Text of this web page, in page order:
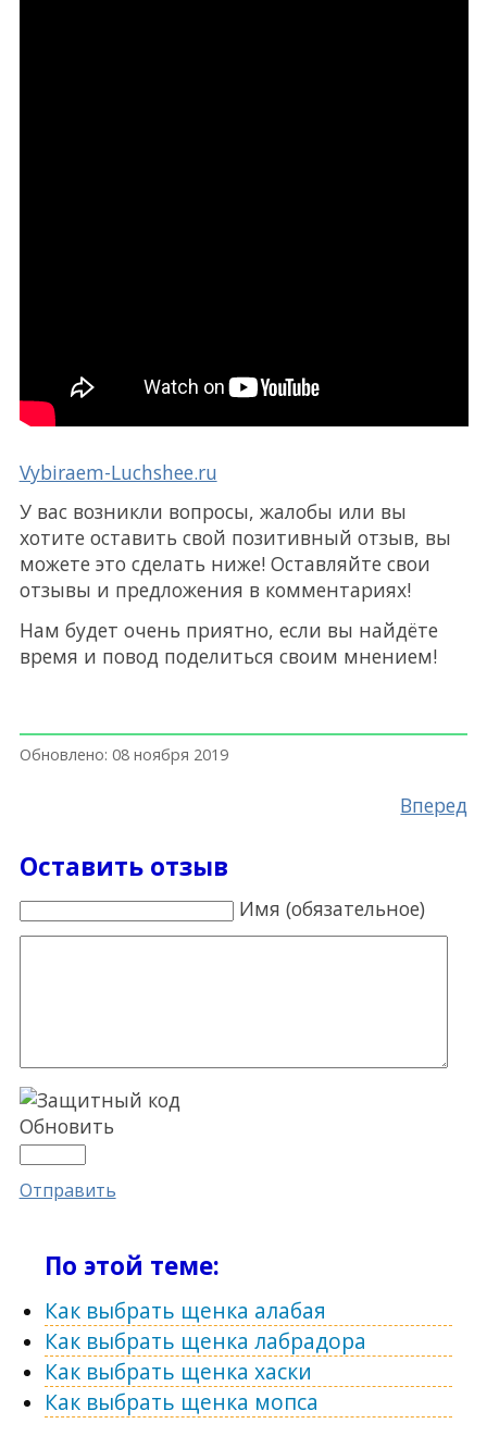
Vybiraem-Luchshee.ru
У вас возникли вопросы, жалобы или вы
хотите оставить свой позитивный отзыв, вы
можете это сделать ниже! Оставляйте свои
отзывы и предложения в комментариях!
Нам будет очень приятно, если вы найдёте
время и повод поделиться своим мнением!
Обновлено: 08 ноября 2019
Вперед
Оставить отзыв
Имя (обязательное)
Обновить
Отправить
По этой теме:
Как выбрать щенка алабая
Как выбрать щенка лабрадора
Как выбрать щенка хаски
Как выбрать щенка мопса